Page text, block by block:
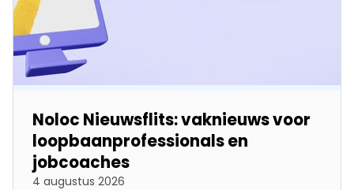
Noloc Nieuwsflits: vaknieuws voor
loopbaanprofessionals en
jobcoaches
4 augustus 2026